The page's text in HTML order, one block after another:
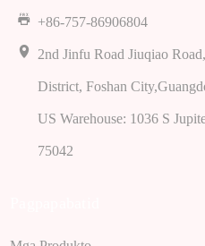
+86-757-86906804
2nd Jinfu Road Jiuqiao
District, Foshan
US Warehouse: 1036 S
75042